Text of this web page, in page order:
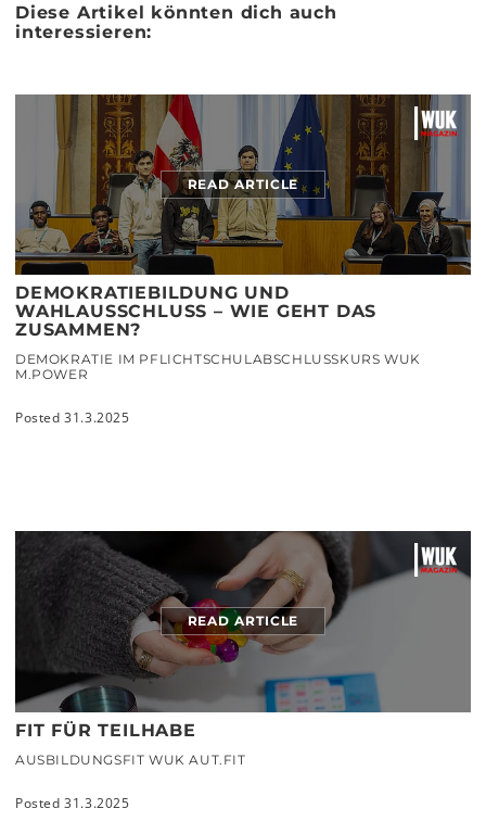
Diese Artikel könnten dich auch
interessieren:
READ ARTICLE
DEMOKRATIEBILDUNG UND
WAHLAUSSCHLUSS – WIE GEHT DAS
ZUSAMMEN?
DEMOKRATIE IM PFLICHTSCHULABSCHLUSSKURS WUK
M.POWER
Posted 31.3.2025
READ ARTICLE
FIT FÜR TEILHABE
AUSBILDUNGSFIT WUK AUT.FIT
Posted 31.3.2025